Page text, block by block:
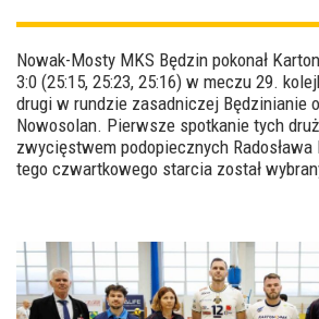
Nowak-Mosty MKS Będzin pokonał
3:0 (25:15, 25:23, 25:16) w meczu 29.
drugi w rundzie zasadniczej Będzinianie
Nowosolan. Pierwsze spotkanie tych
zwycięstwem podopiecznych Radosława
tego czwartkowego starcia został